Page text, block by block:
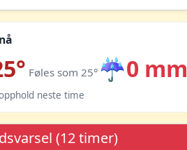
Føles som 25° ☔0 mm
neste time
(12 timer)